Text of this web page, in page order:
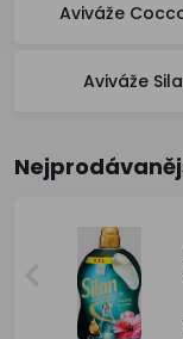
Aviváže
Aviváže